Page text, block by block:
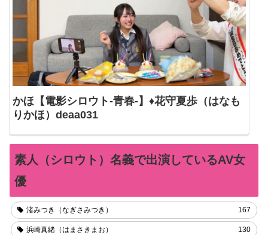
かほ【電影シロウト-青春-】♦花守夏歩（はなも
りかほ）deaa031
素人（シロウト）名義で出演しているAV女
優
渚みつき（なぎさみつき） 167
浜崎真緒（はまさきまお） 130